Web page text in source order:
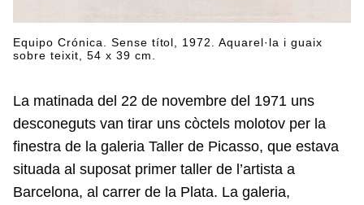
Equipo Crónica. Sense títol, 1972. Aquarel·la i guaix
sobre teixit, 54 x 39 cm.
La matinada del 22 de novembre del 1971 uns
desconeguts van tirar uns còctels molotov per la
finestra de la galeria Taller de Picasso, que estava
situada al suposat primer taller de l’artista a
Barcelona, al carrer de la Plata. La galeria,